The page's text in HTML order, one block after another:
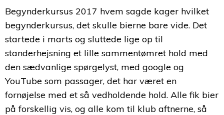
Begynderkursus 2017 hvem sagde kager hvilket
begynderkursus, det skulle bierne bare vide. Det
startede i marts og sluttede lige op til
standerhejsning et lille sammentømret hold med
den sædvanlige spørgelyst, med google og
YouTube som passager, det har været en
fornøjelse med et så vedholdende hold. Alle fik bier
på forskellig vis, og alle kom til klub aftnerne, så